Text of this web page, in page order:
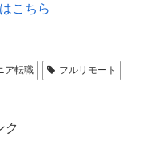
こちら
ア転職
フルリモート
ク